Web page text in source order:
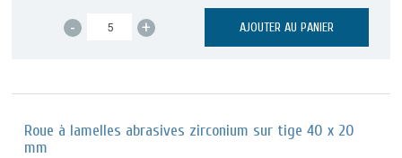
- + AJOUTER AU PANIER
Roue à lamelles abrasives zirconium sur tige 40 x 20
mm